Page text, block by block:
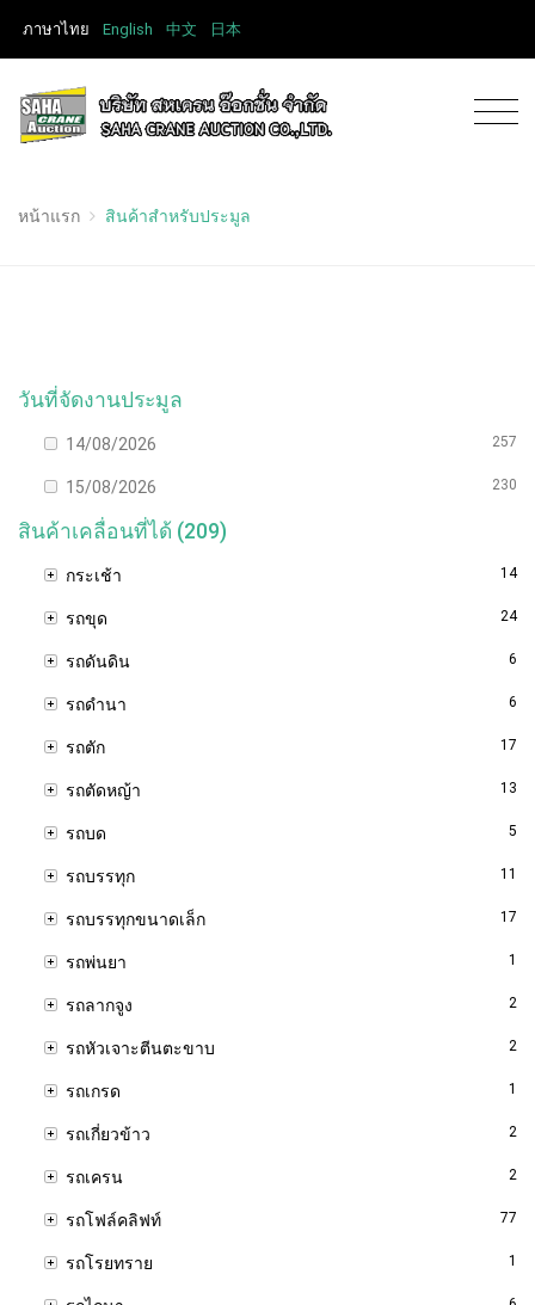
ภาษาไทย English 中文 日本
หน้าแรก สินค้าสำหรับประมูล
วันที่จัดงานประมูล
14/08/2026 257
15/08/2026 230
สินค้าเคลื่อนที่ได้ (209)
กระเช้า 14
รถขุด 24
รถดันดิน 6
รถดำนา 6
รถตัก 17
รถตัดหญ้า 13
รถบด 5
รถบรรทุก 11
รถบรรทุกขนาดเล็ก 17
รถพ่นยา 1
รถลากจูง 2
รถหัวเจาะตีนตะขาบ 2
รถเกรด 1
รถเกี่ยวข้าว 2
รถเครน 2
รถโฟล์คลิฟท์ 77
รถโรยทราย 1